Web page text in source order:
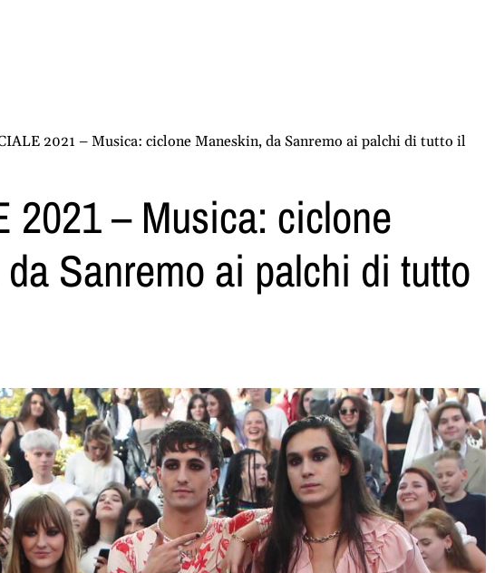
2021 – Musica: ciclone Maneskin, da Sanremo ai palchi di tutto il
2021 – Musica: ciclone
Sanremo ai palchi di tutto